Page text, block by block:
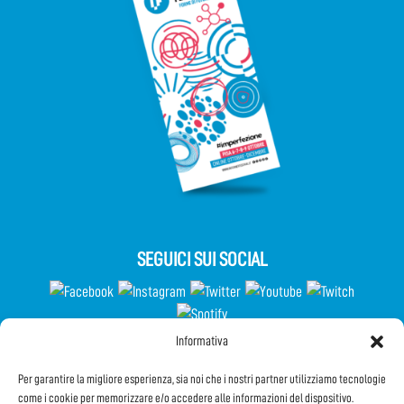
Informativa
Per garantire la migliore esperienza, sia noi che i nostri partner utilizziamo tecnologie
come i cookie per memorizzare e/o accedere alle informazioni del dispositivo.
SEGUICI SUI SOCIAL